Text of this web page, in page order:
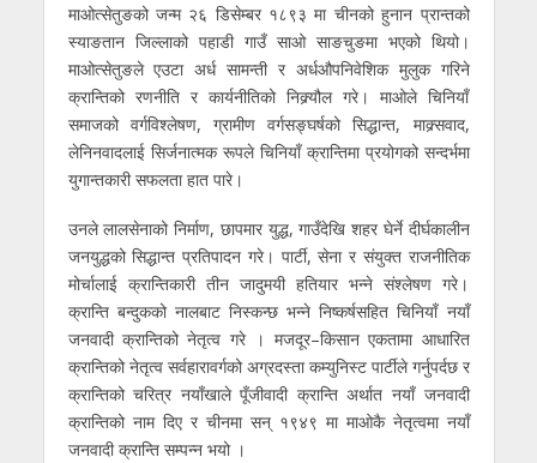
माओत्सेतुङको जन्म २६ डिसेम्बर १८९३ मा चीनको हुनान प्रान्तको
स्याङतान जिल्लाको पहाडी गाउँ साओ साङचुङमा भएको थियो।
माओत्सेतुङले एउटा अर्ध सामन्ती र अर्धऔपनिवेशिक मुलुक गरिने
क्रान्तिको रणनीति र कार्यनीतिको निक्र्यौल गरे। माओले चिनियाँ
समाजको वर्गविश्लेषण, ग्रामीण वर्गसङ्घर्षको सिद्धान्त, माक्र्सवाद,
लेनिनवादलाई सिर्जनात्मक रूपले चिनियाँ क्रान्तिमा प्रयोगको सन्दर्भमा
युगान्तकारी सफलता हात पारे।
उनले लालसेनाको निर्माण, छापमार युद्ध, गाउँदेखि शहर घेर्ने दीर्घकालीन
जनयुद्धको सिद्धान्त प्रतिपादन गरे। पार्टी, सेना र संयुक्त राजनीतिक
मोर्चालाई क्रान्तिकारी तीन जादुमयी हतियार भन्ने संश्लेषण गरे।
क्रान्ति बन्दुकको नालबाट निस्कन्छ भन्ने निष्कर्षसहित चिनियाँ नयाँ
जनवादी क्रान्तिको नेतृत्व गरे । मजदूर–किसान एकतामा आधारित
क्रान्तिको नेतृत्व सर्वहारावर्गको अग्रदस्ता कम्युनिस्ट पार्टीले गर्नुपर्दछ र
क्रान्तिको चरित्र नयाँखाले पूँजीवादी क्रान्ति अर्थात नयाँ जनवादी
क्रान्तिको नाम दिए र चीनमा सन् १९४९ मा माओकै नेतृत्वमा नयाँ
जनवादी क्रान्ति सम्पन्न भयो ।